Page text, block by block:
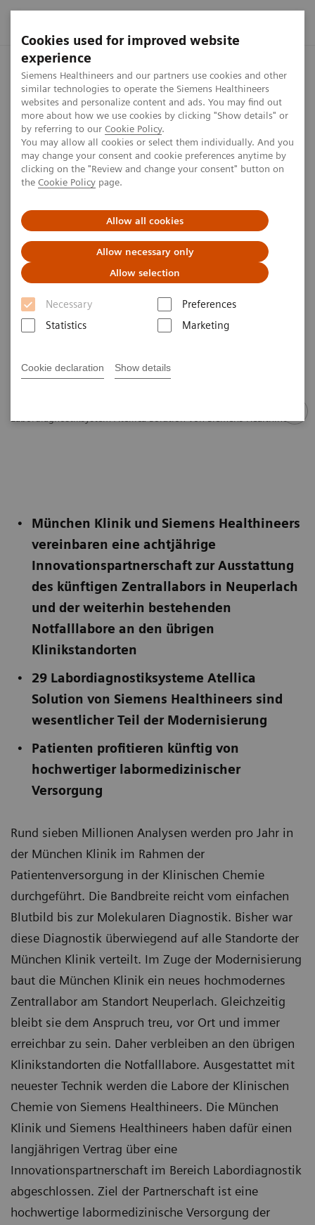
Cookies used for improved website
experience
Siemens Healthineers and our partners use cookies and other
similar technologies to operate the Siemens Healthineers
websites and personalize content and ads. You may find out
more about how we use cookies by clicking "Show details" or
by referring to our Cookie Policy.
You may allow all cookies or select them individually. And you
may change your consent and cookie preferences anytime by
clicking on the "Review and change your consent" button on
the Cookie Policy page.
Allow all cookies
Allow necessary only
Allow selection
Necessary
Preferences
Statistics
Marketing
Cookie declaration Show details
Startseite Presse Center Presseinformationen Siemens
Press release
Siemens Healthineers stattet
neues Zentrallabor der
München Klinik aus
Veröffentlicht am 16. Juli 2019
München Klinik und Siemens Healthineers
vereinbaren eine achtjährige
Innovationspartnerschaft zur Ausstattung
des künftigen Zentrallabors in Neuperlach
und der weiterhin bestehenden
Notfalllabore an den übrigen
Klinikstandorten
29 Labordiagnostiksysteme Atellica
Solution von Siemens Healthineers sind
wesentlicher Teil der Modernisierung
Patienten profitieren künftig von
hochwertiger labormedizinischer
Versorgung
Rund sieben Millionen Analysen werden pro Jahr in
der München Klinik im Rahmen der
Patientenversorgung in der Klinischen Chemie
durchgeführt. Die Bandbreite reicht vom einfachen
Blutbild bis zur Molekularen Diagnostik. Bisher war
diese Diagnostik überwiegend auf alle Standorte der
München Klinik verteilt. Im Zuge der Modernisierung
baut die München Klinik ein neues hochmodernes
Zentrallabor am Standort Neuperlach. Gleichzeitig
bleibt sie dem Anspruch treu, vor Ort und immer
erreichbar zu sein. Daher verbleiben an den übrigen
Klinikstandorten die Notfalllabore. Ausgestattet mit
neuester Technik werden die Labore der Klinischen
Chemie von Siemens Healthineers. Die München
Klinik und Siemens Healthineers haben dafür einen
langjährigen Vertrag über eine
Innovationspartnerschaft im Bereich Labordiagnostik
abgeschlossen. Ziel der Partnerschaft ist eine
hochwertige labormedizinische Versorgung der